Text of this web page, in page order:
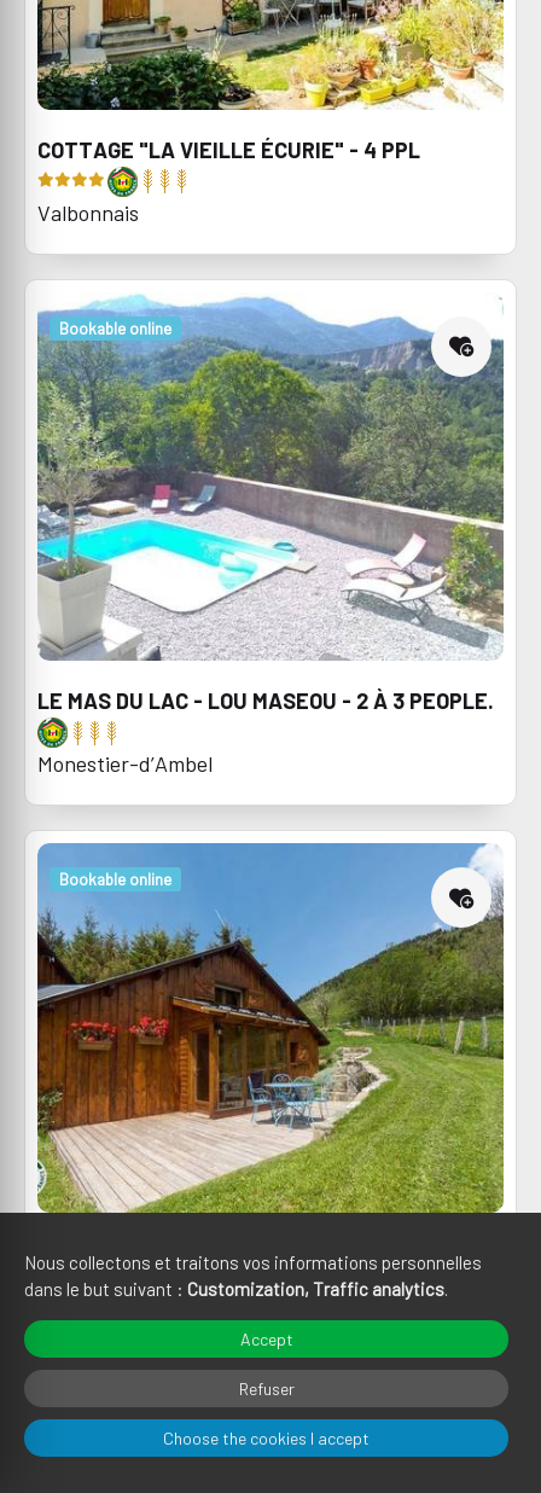
COTTAGE "LA VIEILLE ÉCURIE" - 4 PPL
Valbonnais
Bookable online
LE MAS DU LAC - LOU MASEOU - 2 À 3 PEOPLE.
Monestier-d’Ambel
Bookable online
L'ANCOLIE - 1 TO 2 GUESTS
Saint-Honoré
Nous collectons et traitons vos informations personnelles
dans le but suivant : Customization, Traffic analytics.
Accept
Refuser
Choose the cookies I accept